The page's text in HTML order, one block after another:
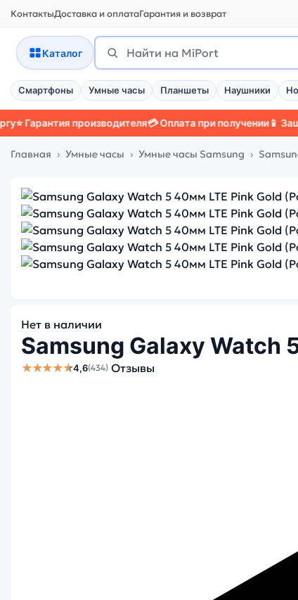
КонтактыДоставка и оплатаГарантия и возврат
Каталог
Поиск
Найти
Смартфоны Умные часы Планшеты Наушники
производителя💳 Оплата при получении📱 Защитный
Главная Умные часы Умные часы Samsung
Нет в наличии
Samsung Galaxy Watch
★★★★★4,6(434) Отзывы